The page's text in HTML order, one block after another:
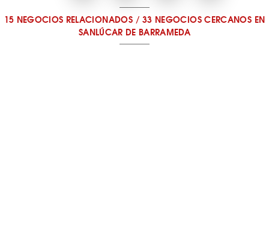
15 NEGOCIOS RELACIONADOS/33 NEGOCIOS CERCANOS EN
SANLÚCAR DE BARRAMEDA